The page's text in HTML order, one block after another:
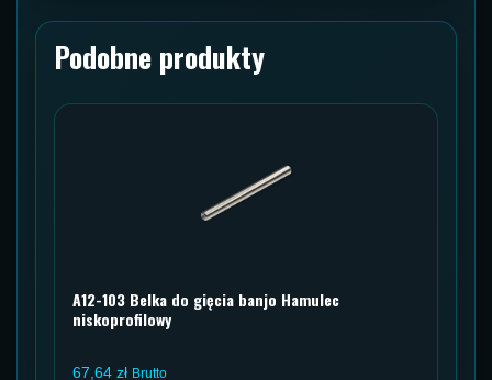
Podobne produkty
A12-103 Belka do gięcia banjo Hamulec
niskoprofilowy
67,64 zł Brutto